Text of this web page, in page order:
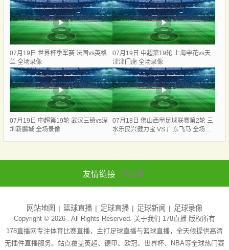
07月19日 世界杯季军赛 法国vs英格
兰 全场录像
07月19日 中超第19轮 上海申花vs天
津津门虎 全场录像
07月19日 中超第19轮 武汉三镇vs深
圳新鹏城 全场录像
07月18日 佛山西甲足球联赛第2轮 三
水乐民兴健力宝 VS 广东飞马 全场录
友情链接 178直播
网站地图 篮球直播 足球直播 足球新闻 足球录像
Copyright © 2026 . All Rights Reserved. 关于我们 178直播 版权所有
178直播网专注体育比赛直播，主打足球直播与篮球直播，全天候提供高清
无插件直播服务。站点覆盖英超、德甲、欧冠、世界杯、NBA等全球热门赛